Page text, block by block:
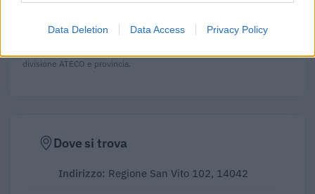
Data Deletion Data Access Privacy Policy
imprese.
divisione ATECO e provincia.
Dove si trova
Indirizzo: Regione San Vito 102, 14042